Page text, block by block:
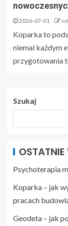
2026-07-01
Koparka to
niemal każdym
przygotowania
Szukaj
OSTATNIE
Psychoterapia
Koparka – jak
pracach
Geodeta – jak